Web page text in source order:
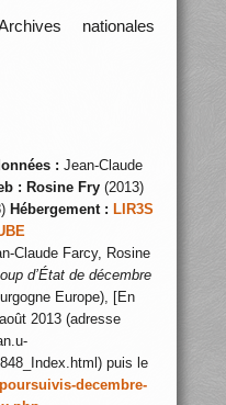
nationales
: Jean-Claude
: Rosine Fry(2013)
Hébergement : LIR3S
Claude Farcy, Rosine
d’État de décembre
Europe), [En
2013 (adresse
puis le
decembre-